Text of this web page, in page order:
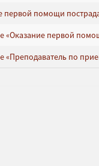
помощи
«Оказание первой
«Преподаватель по